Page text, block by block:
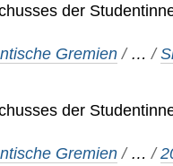
der
Gremien / …/
der
Gremien / …/